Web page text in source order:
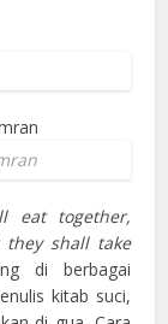
eat together,
shall take
di berbagai
kitab suci,